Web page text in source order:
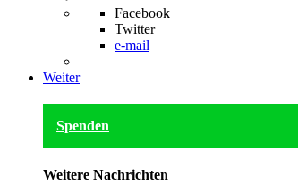
Facebook
Twitter
e-mail
Weiter
Spenden
Weitere Nachrichten